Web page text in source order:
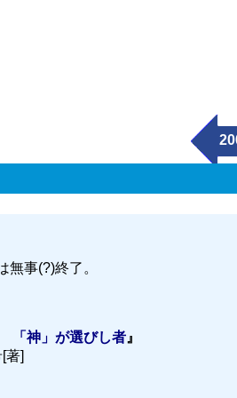
無事(?)終了。
「神」が選びし者』
著]